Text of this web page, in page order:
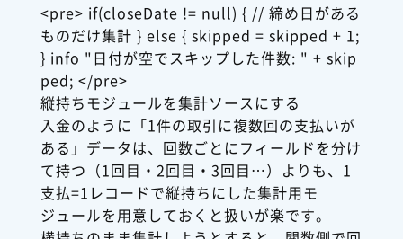
<pre> if(closeDate != null) { // 締め日がある
ものだけ集計 } else { skipped = skipped + 1;
} info "日付が空でスキップした件数: " + skip
ped; </pre>
縦持ちモジュールを集計ソースにする
入金のように「1件の取引に複数回の支払いが
ある」データは、回数ごとにフィールドを分け
て持つ（1回目・2回目・3回目…）よりも、1
支払=1レコードで縦持ちにした集計用モ
ジュールを用意しておくと扱いが楽です。